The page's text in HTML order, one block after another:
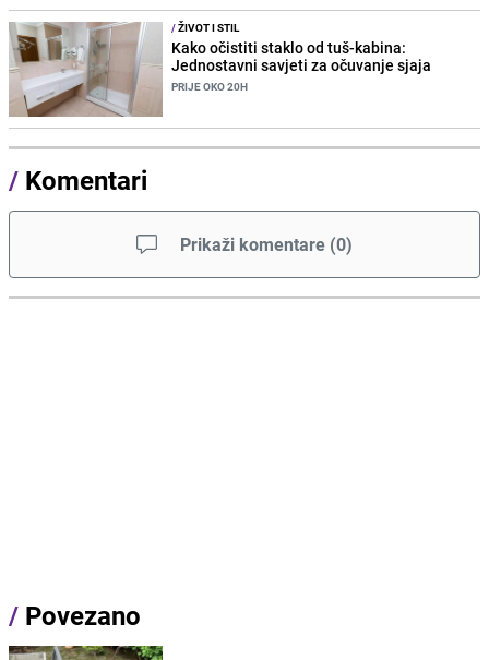
/ŽIVOT I STIL
Kako očistiti staklo od tuš-kabina:
Jednostavni savjeti za očuvanje sjaja
PRIJE OKO 20H
/ Komentari
Prikaži komentare (0)
/ Povezano